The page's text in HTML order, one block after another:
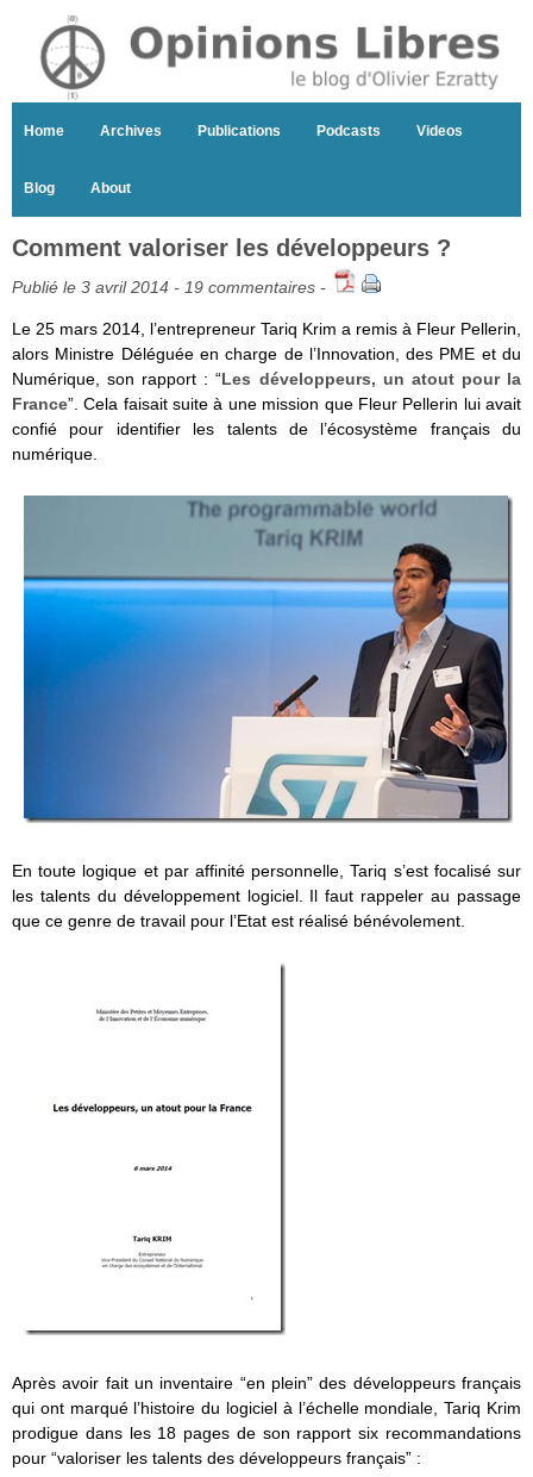
Home Archives Publications Podcasts Videos
Blog About
Comment valoriser les développeurs ?
Publié le 3 avril 2014 - 19 commentaires -
Le 25 mars 2014, l’entrepreneur Tariq Krim a remis à Fleur Pellerin,
alors Ministre Déléguée en charge de l’Innovation, des PME et du
Numérique, son rapport : “Les développeurs, un atout pour la
France”. Cela faisait suite à une mission que Fleur Pellerin lui avait
confié pour identifier les talents de l’écosystème français du
numérique.
En toute logique et par affinité personnelle, Tariq s’est focalisé sur
les talents du développement logiciel. Il faut rappeler au passage
que ce genre de travail pour l’Etat est réalisé bénévolement.
Après avoir fait un inventaire “en plein” des développeurs français
qui ont marqué l’histoire du logiciel à l’échelle mondiale, Tariq Krim
prodigue dans les 18 pages de son rapport six recommandations
pour “valoriser les talents des développeurs français” :